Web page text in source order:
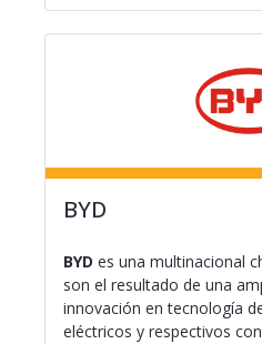
BYD
BYD es una multinacional
son el resultado de una
innovación en tecnología
eléctricos y respectivos